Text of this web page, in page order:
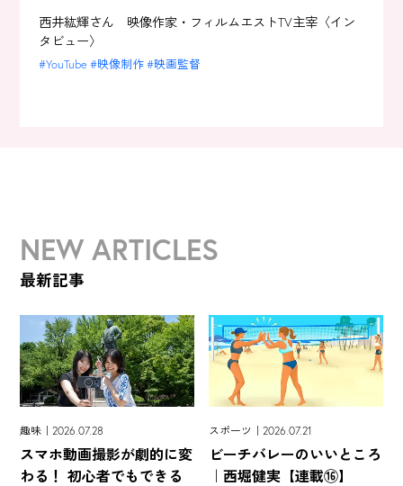
西井紘輝さん 映像作家・フィルムエストTV主宰〈イン
タビュー〉
YouTube 映像制作 映画監督
NEW ARTICLES
最新記事
趣味｜2026.07.28
スマホ動画撮影が劇的に変
わる！ 初心者でもできる
スポーツ｜2026.07.21
ビーチバレーのいいところ
｜西堀健実【連載⑯】